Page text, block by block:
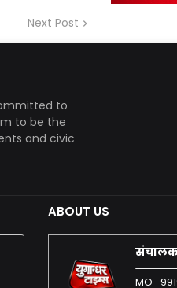
Next Post
to
to be the
and civic
ABOUT US
MO-